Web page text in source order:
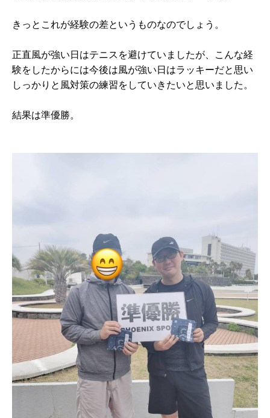
きっとこれが経験の差というものなのでしょう。
正直風が強い日はテニスを避けていましたが、こんな経
験をしたからには今後は風が強い日はラッキーだと思い
しっかりと風対策の練習をしていきたいと思いました。
結果は準優勝。